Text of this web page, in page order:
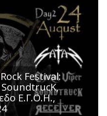
Festival:
Ε.Γ.Ο.Η.,